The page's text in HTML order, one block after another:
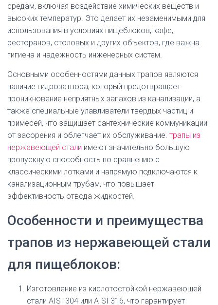
средам, включая воздействие химических веществ и
высоких температур. Это делает их незаменимыми для
использования в условиях пищеблоков, кафе,
ресторанов, столовых и других объектов, где важна
гигиена и надежность инженерных систем.
Основными особенностями данных трапов являются
наличие гидрозатвора, который предотвращает
проникновение неприятных запахов из канализации, а
также специальные улавливатели твердых частиц и
примесей, что защищает сантехнические коммуникации
от засорения и облегчает их обслуживание. трапы из
нержавеющей стали имеют значительно большую
пропускную способность по сравнению с
классическими лотками и напрямую подключаются к
канализационным трубам, что повышает
эффективность отвода жидкостей.
Особенности и преимущества
трапов из нержавеющей стали
для пищеблоков:
Изготовление из кислотостойкой нержавеющей
стали AISI 304 или AISI 316, что гарантирует